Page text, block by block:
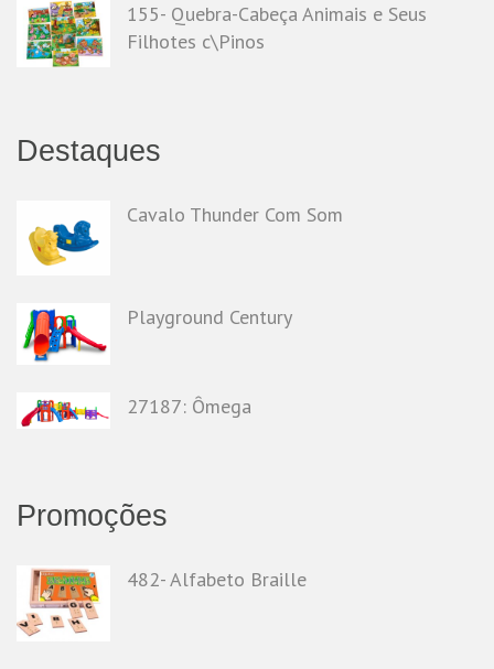
155- Quebra-Cabeça Animais e Seus
Filhotes c\Pinos
Destaques
Cavalo Thunder Com Som
Playground Century
27187: Ômega
Promoções
482- Alfabeto Braille